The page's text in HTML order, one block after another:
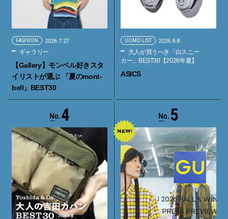
FASHION 2026.7.27
ギャラリー
【Gallery】モンベル好きスタ
イリストが選ぶ 「夏のmont-
bell」BEST30
UOMO LIST 2026.8.8
大人が買うべき「白スニー
カー」BEST30【2026年夏】
ASICS
4 5